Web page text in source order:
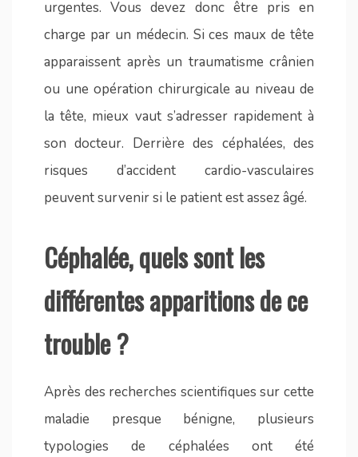
urgentes. Vous devez donc être pris en
charge par un médecin. Si ces maux de tête
apparaissent après un traumatisme crânien
ou une opération chirurgicale au niveau de
la tête, mieux vaut s’adresser rapidement à
son docteur. Derrière des céphalées, des
risques d’accident cardio-vasculaires
peuvent survenir si le patient est assez âgé.
Céphalée, quels sont les
différentes apparitions de ce
trouble ?
Après des recherches scientifiques sur cette
maladie presque bénigne, plusieurs
typologies de céphalées ont été